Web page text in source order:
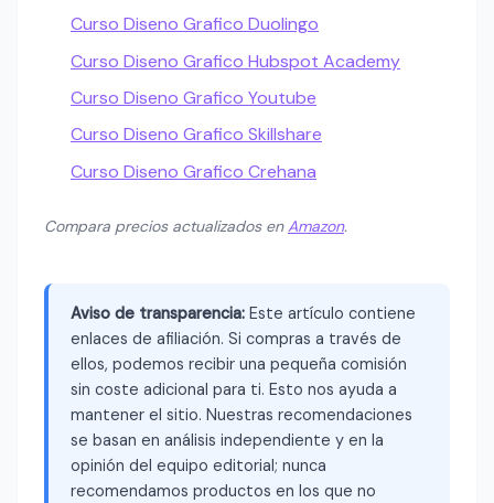
Curso Diseno Grafico Duolingo
Curso Diseno Grafico Hubspot Academy
Curso Diseno Grafico Youtube
Curso Diseno Grafico Skillshare
Curso Diseno Grafico Crehana
Compara precios actualizados enAmazon.
Aviso de transparencia: Este artículo contiene
enlaces de afiliación. Si compras a través de
ellos, podemos recibir una pequeña comisión
sin coste adicional para ti. Esto nos ayuda a
mantener el sitio. Nuestras recomendaciones
se basan en análisis independiente y en la
opinión del equipo editorial; nunca
recomendamos productos en los que no